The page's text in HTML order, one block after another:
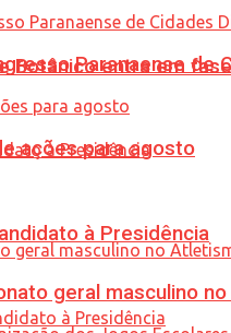
Botânico entra em
à Presidência
Paranaense de
ações para agosto
geral masculino